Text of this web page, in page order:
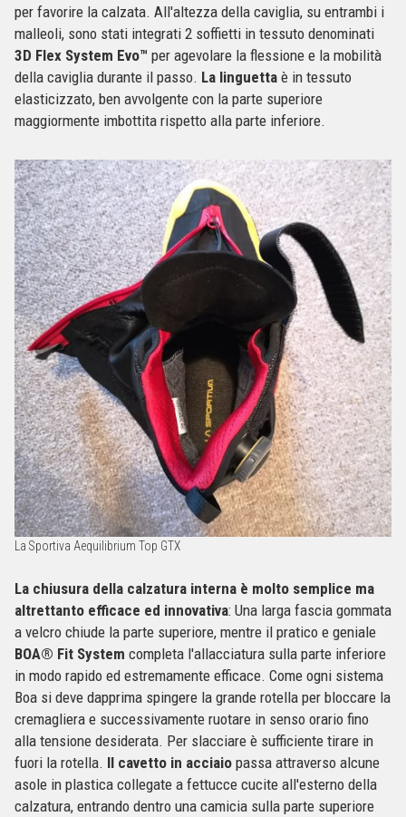
per favorire la calzata. All'altezza della caviglia, su entrambi i
malleoli, sono stati integrati 2 soffietti in tessuto denominati
3D Flex System Evo™ per agevolare la flessione e la mobilità
della caviglia durante il passo. La linguetta è in tessuto
elasticizzato, ben avvolgente con la parte superiore
maggiormente imbottita rispetto alla parte inferiore.
La Sportiva Aequilibrium Top GTX
La chiusura della calzatura interna è molto semplice ma
altrettanto efficace ed innovativa: Una larga fascia gommata
a velcro chiude la parte superiore, mentre il pratico e geniale
BOA® Fit System completa l'allacciatura sulla parte inferiore
in modo rapido ed estremamente efficace. Come ogni sistema
Boa si deve dapprima spingere la grande rotella per bloccare la
cremagliera e successivamente ruotare in senso orario fino
alla tensione desiderata. Per slacciare è sufficiente tirare in
fuori la rotella. Il cavetto in acciaio passa attraverso alcune
asole in plastica collegate a fettucce cucite all'esterno della
calzatura, entrando dentro una camicia sulla parte superiore